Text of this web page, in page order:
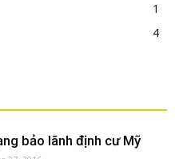
1
4
bảo lãnh định cư Mỹ